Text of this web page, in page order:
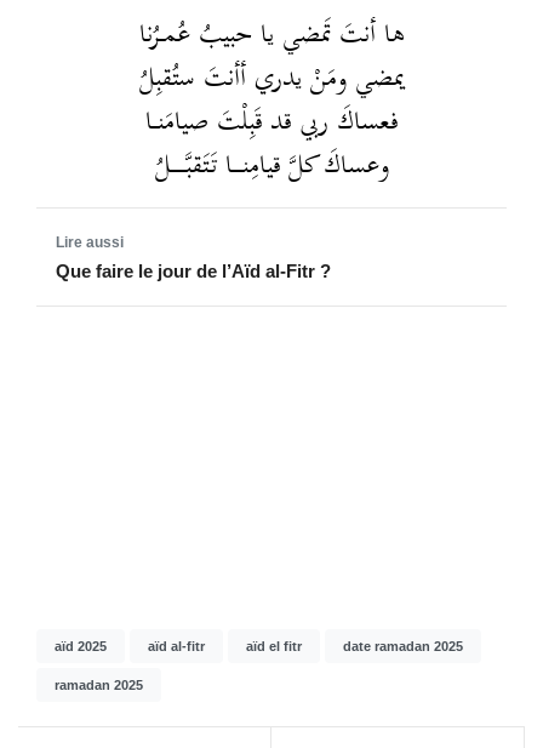
ها أنتَ تَمضي يا حبيبُ عُمــرُنا
يمضي ومَنْ يدري أأنتَ ستُقبِلُ
فعساكَ ربي قد قَبِلْتَ صيامَنــا
وعساكَ كلَّ قيامِنــــا تَتَقبَّــــــلُ
Que faire le jour de l’Aïd al-Fitr ?
aïd 2025 aïd al-fitr aïd el fitr date ramadan 2025
ramadan 2025